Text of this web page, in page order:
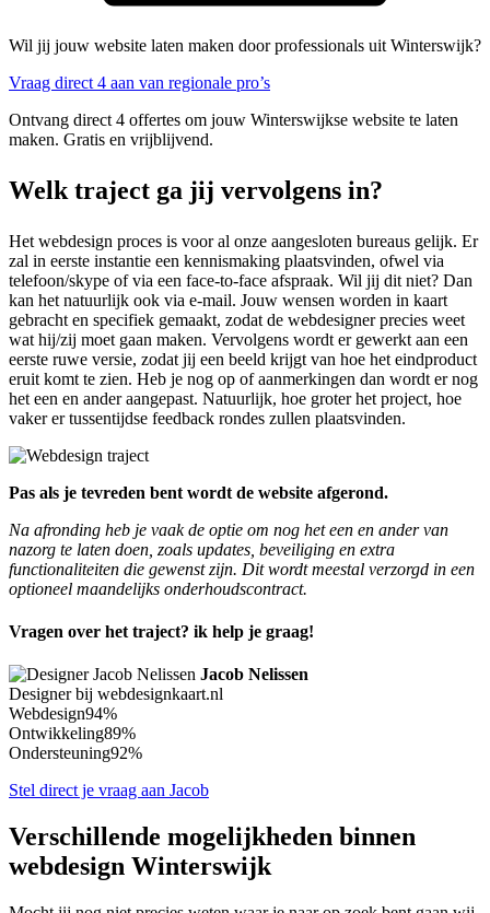
Wil jij jouw website laten maken door professionals uit Winterswijk?
Vraag direct 4 aan van regionale pro’s
Ontvang direct 4 offertes om jouw Winterswijkse website te laten
maken. Gratis en vrijblijvend.
Welk traject ga jij vervolgens in?
Het webdesign proces is voor al onze aangesloten bureaus gelijk. Er
zal in eerste instantie een kennismaking plaatsvinden, ofwel via
telefoon/skype of via een face-to-face afspraak. Wil jij dit niet? Dan
kan het natuurlijk ook via e-mail. Jouw wensen worden in kaart
gebracht en specifiek gemaakt, zodat de webdesigner precies weet
wat hij/zij moet gaan maken. Vervolgens wordt er gewerkt aan een
eerste ruwe versie, zodat jij een beeld krijgt van hoe het eindproduct
eruit komt te zien. Heb je nog op of aanmerkingen dan wordt er nog
het een en ander aangepast. Natuurlijk, hoe groter het project, hoe
vaker er tussentijdse feedback rondes zullen plaatsvinden.
Pas als je tevreden bent wordt de website afgerond.
Na afronding heb je vaak de optie om nog het een en ander van
nazorg te laten doen, zoals updates, beveiliging en extra
functionaliteiten die gewenst zijn. Dit wordt meestal verzorgd in een
optioneel maandelijks onderhoudscontract.
Vragen over het traject? ik help je graag!
Jacob Nelissen
Designer bij webdesignkaart.nl
Webdesign94%
Ontwikkeling89%
Ondersteuning92%
Stel direct je vraag aan Jacob
Verschillende mogelijkheden binnen
webdesign Winterswijk